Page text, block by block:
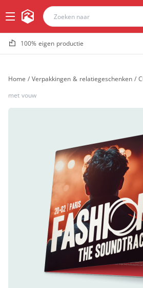
100% eigen productie
Home / Verpakkingen & relatiegeschenken /
met vouw